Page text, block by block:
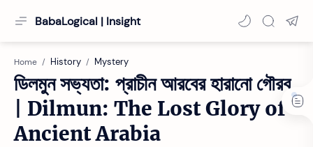
BabaLogical | Insight
Home History Mystery
ডিলমুন সভ্যতা: প্রাচীন আরবের হারানো গৌরব
| Dilmun: The Lost Glory of
Ancient Arabia